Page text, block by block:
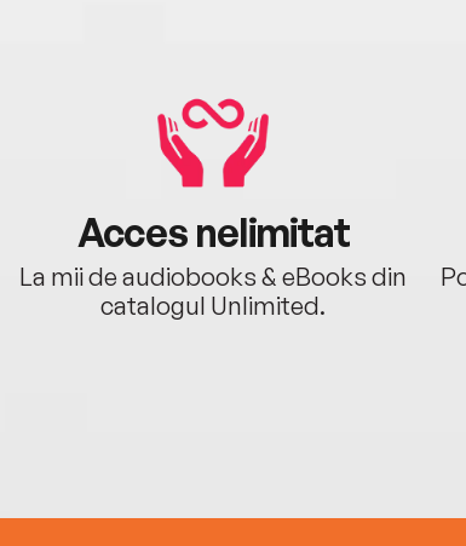
Acces nelimitat
La mii de audiobooks & eBooks din
catalogul Unlimited.